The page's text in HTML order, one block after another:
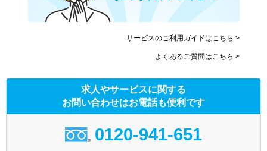
サービスのご利用ガイドはこちら >
よくあるご質問はこちら >
求人やサービスに関する
お問い合わせはお電話も便利です
0120-941-651